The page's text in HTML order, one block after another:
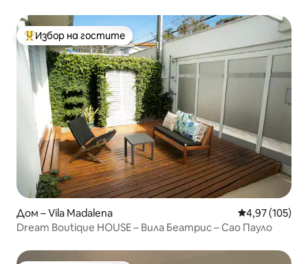
Най-популярен избор на гостите
Избор на гостите
Дом – Vila Madalena Средна
4,97 (105)
Dream Boutique HOUSE – Вила Беатрис – Сао Пауло